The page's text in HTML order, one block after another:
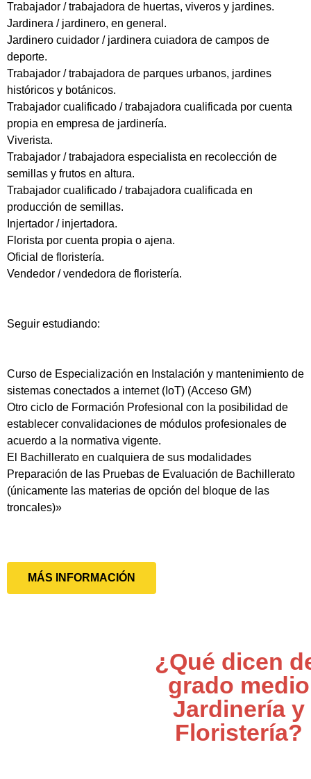
Trabajador / trabajadora de huertas, viveros y jardines.
Jardinera / jardinero, en general.
Jardinero cuidador / jardinera cuiadora de campos de
deporte.
Trabajador / trabajadora de parques urbanos, jardines
históricos y botánicos.
Trabajador cualificado / trabajadora cualificada por cuenta
propia en empresa de jardinería.
Viverista.
Trabajador / trabajadora especialista en recolección de
semillas y frutos en altura.
Trabajador cualificado / trabajadora cualificada en
producción de semillas.
Injertador / injertadora.
Florista por cuenta propia o ajena.
Oficial de floristería.
Vendedor / vendedora de floristería.
Seguir estudiando:
Curso de Especialización en Instalación y mantenimiento de
sistemas conectados a internet (IoT) (Acceso GM)
Otro ciclo de Formación Profesional con la posibilidad de
establecer convalidaciones de módulos profesionales de
acuerdo a la normativa vigente.
El Bachillerato en cualquiera de sus modalidades
Preparación de las Pruebas de Evaluación de Bachillerato
(únicamente las materias de opción del bloque de las
troncales)»
MÁS INFORMACIÓN
¿Qué dicen
grado medio
Jardinería y
Floristería?